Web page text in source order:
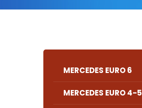
MERCEDES EURO 6
MERCEDES EURO 4-5